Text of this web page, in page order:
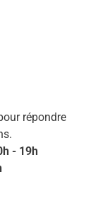
répondre
- 19h